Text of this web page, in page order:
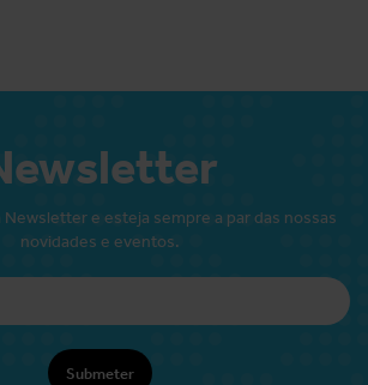
Newsletter e esteja sempre a par das nossas
novidades e eventos.
Submeter